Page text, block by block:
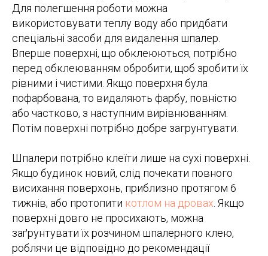
Для полегшення роботи можна
використовувати теплу воду або придбати
спеціальні засоби для видалення шпалер.
Вперше поверхні, що обклеюються, потрібно
перед обклеюванням обробити, щоб зробити їх
рівними і чистими. Якщо поверхня була
пофарбована, то видаляють фарбу, повністю
або частково, з наступним вирівнюванням.
Потім поверхні потрібно добре загрунтувати.
Шпалери потрібно клеїти лише на сухі поверхні.
Якщо будинок новий, слід почекати повного
висихання поверхонь, приблизно протягом 6
тижнів, або протопити котлом на дровах . Якщо
поверхні довго не просихають, можна
заґрунтувати їх розчином шпалерного клею,
роблячи це відповідно до рекомендації